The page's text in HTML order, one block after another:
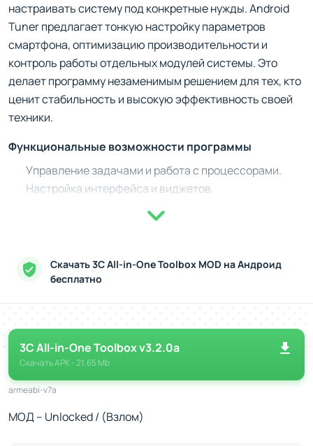
настраивать систему под конкретные нужды. Android
Tuner предлагает тонкую настройку параметров
смартфона, оптимизацию производительности и
контроль работы отдельных модулей системы. Это
делает программу незаменимым решением для тех, кто
ценит стабильность и высокую эффективность своей
техники.
Функциональные возможности программы
Управление задачами и работа с процессорами.
Настройка интерфейса и виджетов.
Тонкая настройка уведомлений.
Управление батареей и производительностью
мощный инструмент для мониторинга и оптимизации
аккумулятора. Android Tuner позволяет отслеживать
состояние батареи в режиме реального времени,
управлять энергопотреблением приложений и
также направлена на улучшение общей
Скачать 3C All-in-One Toolbox MOD на Андроид
бесплатно
3C All-in-One Toolbox v3.2.0a
СкачатьAPK- 21.65 Mb
armeabi-v7a
МОД – Unlocked / (Взлом)